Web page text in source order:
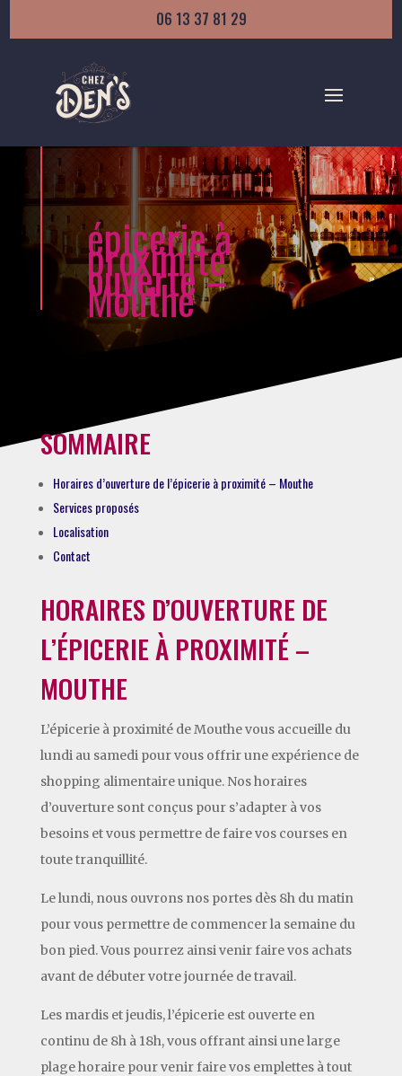
06 13 37 81 29
épicerie à
proximité
ouverte –
Mouthe
SOMMAIRE
Horaires d’ouverture de l’épicerie à proximité – Mouthe
Services proposés
Localisation
Contact
HORAIRES D’OUVERTURE DE
L’ÉPICERIE À PROXIMITÉ –
MOUTHE
L’épicerie à proximité de Mouthe vous accueille du
lundi au samedi pour vous offrir une expérience de
shopping alimentaire unique. Nos horaires
d’ouverture sont conçus pour s’adapter à vos
besoins et vous permettre de faire vos courses en
toute tranquillité.
Le lundi, nous ouvrons nos portes dès 8h du matin
pour vous permettre de commencer la semaine du
bon pied. Vous pourrez ainsi venir faire vos achats
avant de débuter votre journée de travail.
Les mardis et jeudis, l’épicerie est ouverte en
continu de 8h à 18h, vous offrant ainsi une large
plage horaire pour venir faire vos emplettes à tout